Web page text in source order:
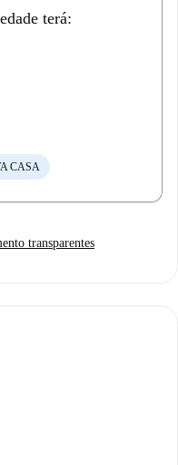
terá:
CASA
transparentes